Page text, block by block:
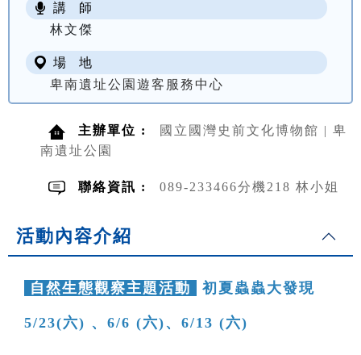
講 師
林文傑
場 地
卑南遺址公園遊客服務中心
主辦單位 :
國立國灣史前文化博物館 | 卑
南遺址公園
聯絡資訊 : 089-233466分機218 林小姐
活動內容介紹
自然生態觀察主題活動 初夏蟲蟲大發現
5/23(六) 、6/6 (六)、6/13 (六)